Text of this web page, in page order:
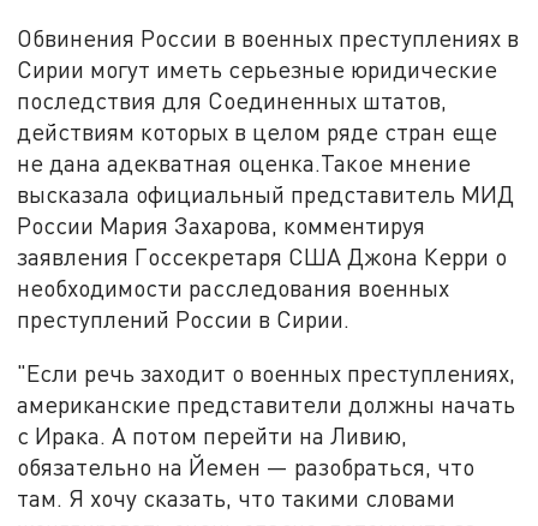
Обвинения России в военных преступлениях в
Сирии могут иметь серьезные юридические
последствия для Соединенных штатов,
действиям которых в целом ряде стран еще
не дана адекватная оценка.Такое мнение
высказала официальный представитель МИД
России Мария Захарова, комментируя
заявления Госсекретаря США Джона Керри о
необходимости расследования военных
преступлений России в Сирии.
"Если речь заходит о военных преступлениях,
американские представители должны начать
с Ирака. А потом перейти на Ливию,
обязательно на Йемен — разобраться, что
там. Я хочу сказать, что такими словами